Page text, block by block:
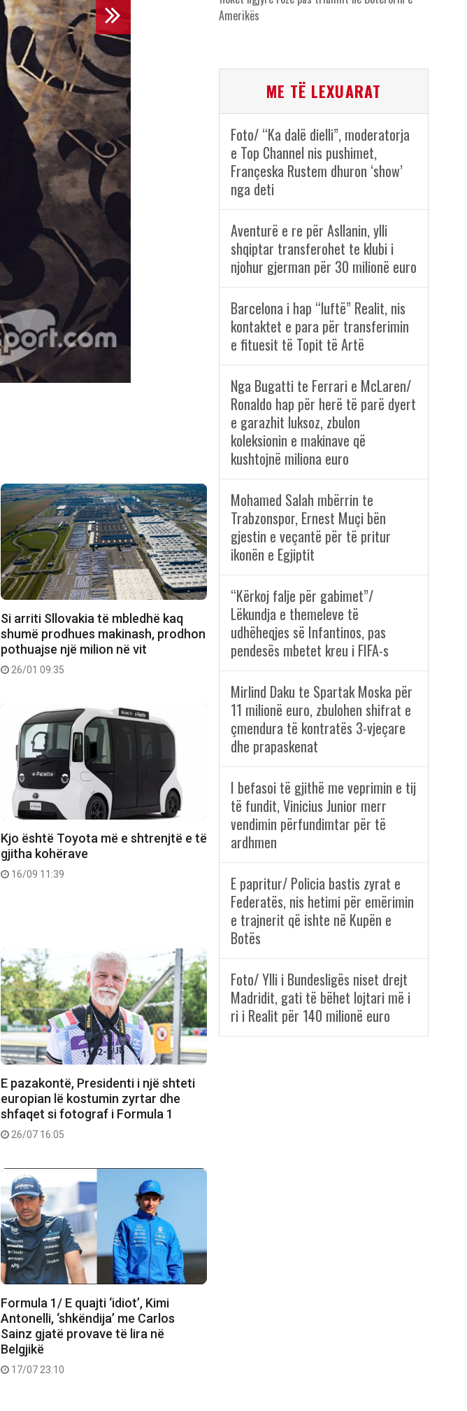
Si arriti Sllovakia të mbledhë kaq
shumë prodhues makinash, prodhon
pothuajse një milion në vit
26/01 09:35
Kjo është Toyota më e shtrenjtë e të
gjitha kohërave
16/09 11:39
E pazakontë, Presidenti i një shteti
europian lë kostumin zyrtar dhe
shfaqet si fotograf i Formula 1
26/07 16:05
Formula 1/ E quajti ‘idiot’, Kimi
Antonelli, ‘shkëndija’ me Carlos
Sainz gjatë provave të lira në
Belgjikë
17/07 23:10
Amerikës
ME TË LEXUARAT
Foto/ “Ka dalë dielli”, moderatorja
e Top Channel nis pushimet,
Françeska Rustem dhuron ‘show’
nga deti
Aventurë e re për Asllanin, ylli
shqiptar transferohet te klubi i
njohur gjerman për 30 milionë euro
Barcelona i hap “luftë” Realit, nis
kontaktet e para për transferimin
e fituesit të Topit të Artë
Nga Bugatti te Ferrari e McLaren/
Ronaldo hap për herë të parë dyert
e garazhit luksoz, zbulon
koleksionin e makinave që
kushtojnë miliona euro
Mohamed Salah mbërrin te
Trabzonspor, Ernest Muçi bën
gjestin e veçantë për të pritur
ikonën e Egjiptit
“Kërkoj falje për gabimet”/
Lëkundja e themeleve të
udhëheqjes së Infantinos, pas
pendesës mbetet kreu i FIFA-s
Mirlind Daku te Spartak Moska për
11 milionë euro, zbulohen shifrat e
çmendura të kontratës 3-vjeçare
dhe prapaskenat
I befasoi të gjithë me veprimin e tij
të fundit, Vinicius Junior merr
vendimin përfundimtar për të
ardhmen
E papritur/ Policia bastis zyrat e
Federatës, nis hetimi për emërimin
e trajnerit që ishte në Kupën e
Botës
Foto/ Ylli i Bundesligës niset drejt
Madridit, gati të bëhet lojtari më i
ri i Realit për 140 milionë euro